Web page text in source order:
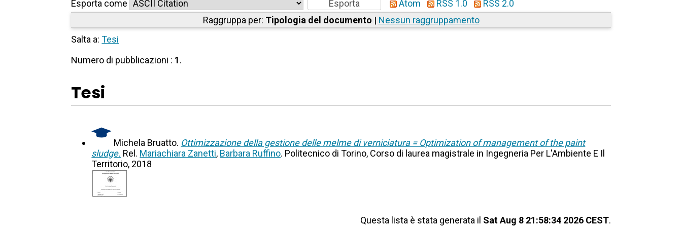
Esporta come Atom RSS 1.0
RSS 2.0
Raggruppa per: Tipologia del documento | Nessun raggruppamento
Salta a:Tesi
Numero di pubblicazioni : 1.
Tesi
Michela Bruatto. Ottimizzazione della gestione delle melme di verniciatura = Optimization of management of the paint
sludge. Rel. Mariachiara Zanetti, Barbara Ruffino. Politecnico di Torino, Corso di laurea magistrale in Ingegneria Per L'Ambiente E Il
Territorio, 2018
Questa lista è stata generata il Sat Aug 8 21:58:34 2026 CEST.